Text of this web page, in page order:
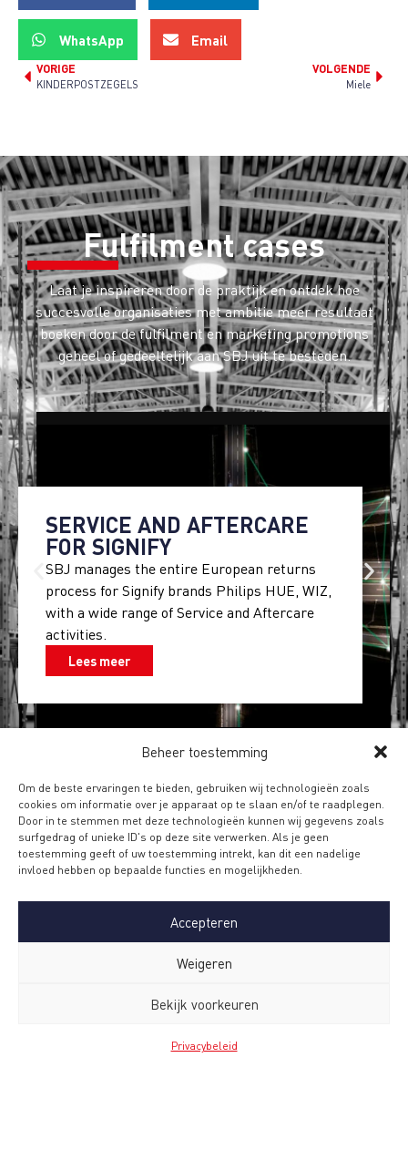
Beheer toestemming
Om de beste ervaringen te bieden, gebruiken wij technologieën zoals
cookies om informatie over je apparaat op te slaan en/of te raadplegen.
Door in te stemmen met deze technologieën kunnen wij gegevens zoals
surfgedrag of unieke ID's op deze site verwerken. Als je geen
toestemming geeft of uw toestemming intrekt, kan dit een nadelige
invloed hebben op bepaalde functies en mogelijkheden.
Accepteren
Weigeren
Bekijk voorkeuren
Privacybeleid
WhatsApp Email
VORIGE
KINDERPOSTZEGELS
VOLGENDE
Miele
Fulfilmentcases
Laat je inspireren door de praktijk en ontdek hoe
succesvolle organisaties met ambitie meer resultaat
boeken door de fulfilment en marketing promotions
geheel of gedeeltelijk aan SBJ uit te besteden.
SERVICE AND AFTERCARE
FOR SIGNIFY
SBJ manages the entire European returns
process for Signify brands Philips HUE, WIZ,
with a wide range of Service and Aftercare
activities.
Lees meer
Bekijk al onze cases